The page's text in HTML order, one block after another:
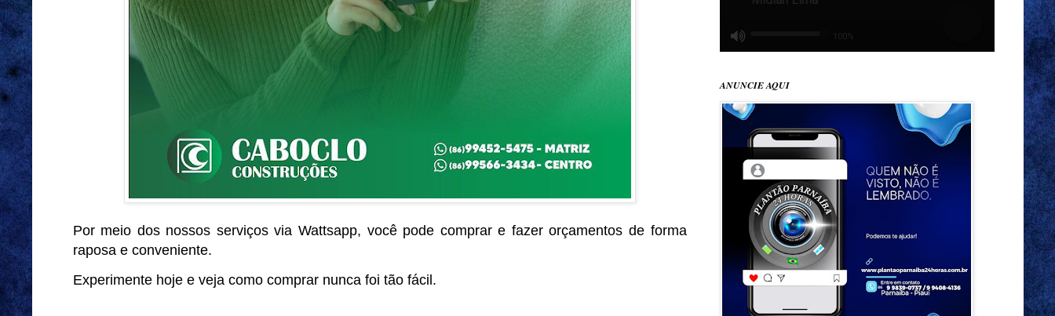
Por meio dos nossos serviços via Wattsapp, você pode comprar e fazer orçamentos de forma
raposa e conveniente.
Experimente hoje e veja como comprar nunca foi tão fácil.
ANUNCIE AQUI